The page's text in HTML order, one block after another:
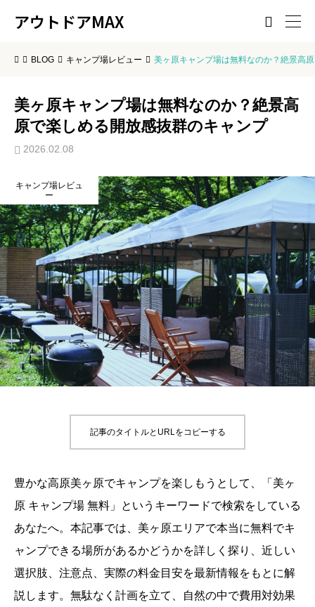
アウトドアMAX 
BLOG キャンプ場レビュー 美ヶ原キャンプ場は無料なのか？絶景高
美ヶ原キャンプ場は無料なのか？絶景高
原で楽しめる開放感抜群のキャンプ
2026.02.08
キャンプ場レビュ
ー
記事のタイトルとURLをコピーする
豊かな高原美ヶ原でキャンプを楽しもうとして、「美ヶ
原 キャンプ場 無料」というキーワードで検索をしている
あなたへ。本記事では、美ヶ原エリアで本当に無料でキ
ャンプできる場所があるかどうかを詳しく探り、近しい
選択肢、注意点、実際の料金目安を最新情報をもとに解
説します。無駄なく計画を立て、自然の中で費用対効果